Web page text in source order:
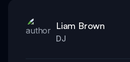
Liam Brown
DJ